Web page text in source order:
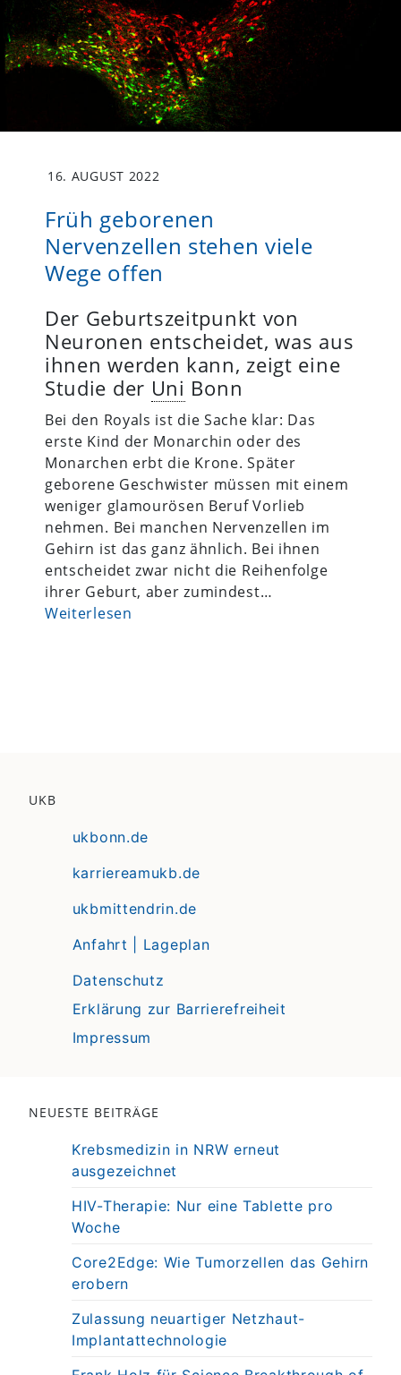
16. AUGUST 2022
Früh geborenen
Nervenzellen stehen viele
Wege offen
Der Geburtszeitpunkt von
Neuronen entscheidet, was aus
ihnen werden kann, zeigt eine
Studie der Uni Bonn
Bei den Royals ist die Sache klar: Das
erste Kind der Monarchin oder des
Monarchen erbt die Krone. Später
geborene Geschwister müssen mit einem
weniger glamourösen Beruf Vorlieb
nehmen. Bei manchen Nervenzellen im
Gehirn ist das ganz ähnlich. Bei ihnen
entscheidet zwar nicht die Reihenfolge
ihrer Geburt, aber zumindest…
Weiterlesen
UKB
ukbonn.de
karriereamukb.de
ukbmittendrin.de
Anfahrt | Lageplan
Datenschutz
Erklärung zur Barrierefreiheit
Impressum
NEUESTE BEITRÄGE
Krebsmedizin in NRW erneut
ausgezeichnet
HIV-Therapie: Nur eine Tablette pro
Woche
Core2Edge: Wie Tumorzellen das Gehirn
erobern
Zulassung neuartiger Netzhaut-
Implantattechnologie